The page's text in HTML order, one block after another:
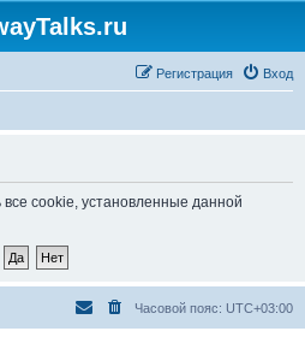
Вход
Регистрация
cookie, установленные данной
Часовой пояс: UTC+03:00